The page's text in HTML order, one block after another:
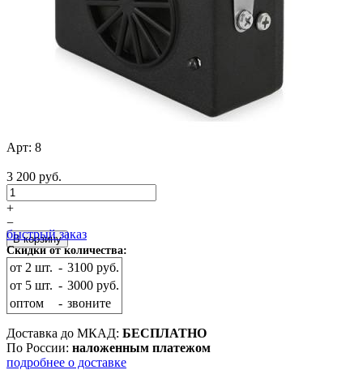
Арт: 8
3 200 руб.
+
−
быстрый заказ
Скидки от количества:
от 2 шт. - 3100 руб.
от 5 шт. - 3000 руб.
оптом
- звоните
Доставка до МКАД: БЕСПЛАТНО
По России: наложенным платежом
подробнее о доставке